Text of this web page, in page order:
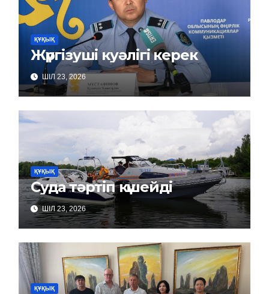
ҚҰҚЫҚ
Жүргізуші куәлігі керек
ШІЛ 23, 2026
ҚҰҚЫҚ
Суда тәртіп күшейді
ШІЛ 23, 2026
ҚҰҚЫҚ